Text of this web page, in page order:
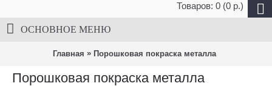
Товаров: 0 (0 р.)
ОСНОВНОЕ МЕНЮ
Главная » Порошковая покраска металла
Порошковая покраска металла